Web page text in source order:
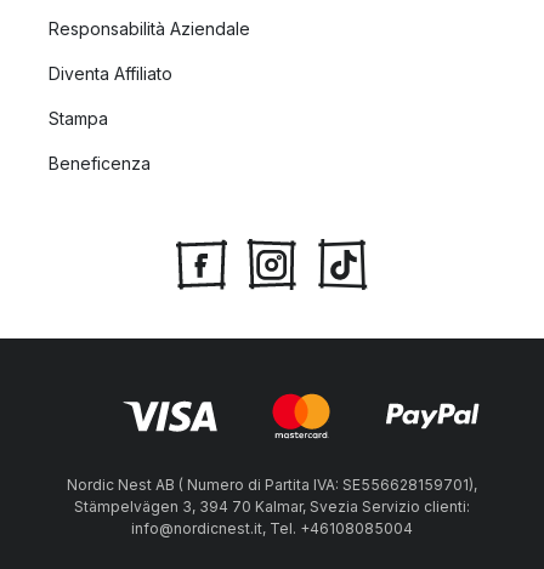
Responsabilità Aziendale
Diventa Affiliato
Stampa
Beneficenza
Nordic Nest AB ( Numero di Partita IVA: SE556628159701),
Stämpelvägen 3, 394 70 Kalmar, Svezia Servizio clienti:
info@nordicnest.it, Tel. +46108085004